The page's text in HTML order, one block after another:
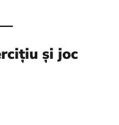
și joc